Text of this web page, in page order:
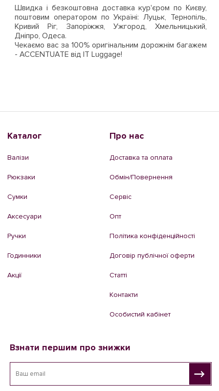
Швидка і безкоштовна доставка кур'єром по Києву,
поштовим оператором по Україні: Луцьк, Тернопіль,
Кривий Ріг, Запоріжжя, Ужгород, Хмельницький,
Дніпро, Одеса.
Чекаємо вас за 100% оригінальним дорожнім багажем
- ACCENTUATE від IT Luggage!
Каталог
Валізи
Рюкзаки
Сумки
Аксесуари
Ручки
Годинники
Акції
Про нас
Доставка та оплата
Обмін/Повернення
Сервіс
Опт
Політика конфіденційності
Договір публічної оферти
Статті
Контакти
Особистий кабінет
Взнати першим про знижки